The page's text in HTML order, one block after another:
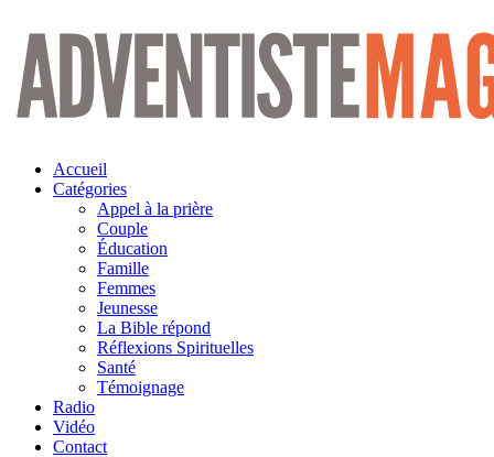
Aller
contenu
Accueil
Catégories
Appel à la prière
Couple
Éducation
Famille
Femmes
Jeunesse
La Bible répond
Réflexions Spirituelles
Santé
Témoignage
Radio
Vidéo
Contact